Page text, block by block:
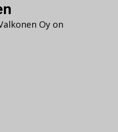
Oy on